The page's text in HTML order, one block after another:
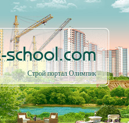
school.com
Строй портал Олимпик